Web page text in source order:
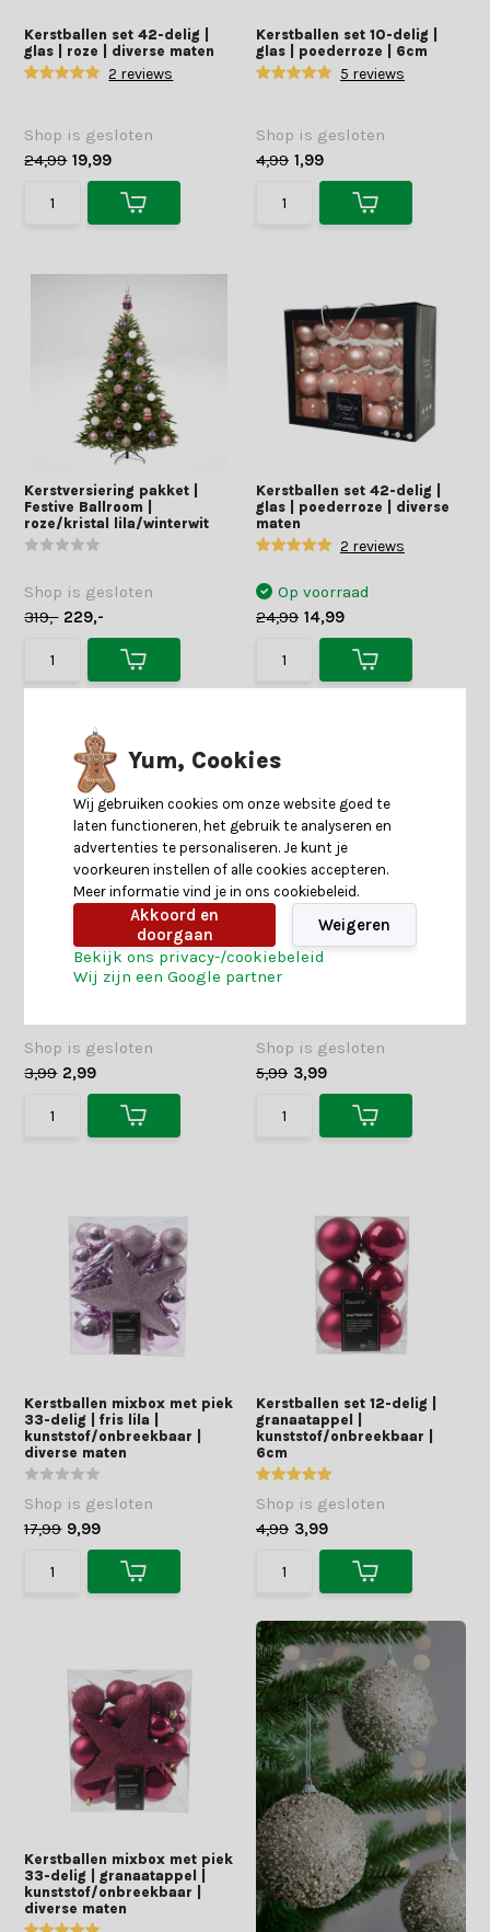
Kerstballen set 42-delig |
glas | roze | diverse maten
2 reviews
Shop is gesloten
24,99 19,99
Kerstballen set 10-delig |
glas | poederroze | 6cm
5 reviews
Shop is gesloten
4,99 1,99
Kerstversiering pakket |
Festive Ballroom |
roze/kristal lila/winterwit
Shop is gesloten
319,- 229,-
Kerstballen set 42-delig |
glas | poederroze | diverse
maten
2 reviews
Op voorraad
24,99 14,99
Kerstballen set 16-delig |
poederroze |
kunststof/onbreekbaar |
Shop is gesloten
3,99 2,99
Kerstballen set 6-delig |
poederroze |
kunststof/onbreekbaar |
Shop is gesloten
5,99 3,99
Kerstballen mixbox met piek
33-delig | fris lila |
kunststof/onbreekbaar |
diverse maten
Shop is gesloten
17,99 9,99
Kerstballen set 12-delig |
granaatappel |
kunststof/onbreekbaar |
6cm
Shop is gesloten
4,99 3,99
Kerstballen mixbox met piek
33-delig | granaatappel |
kunststof/onbreekbaar |
diverse maten
Yum, Cookies
Wij gebruiken cookies om onze website goed te
laten functioneren, het gebruik te analyseren en
advertenties te personaliseren. Je kunt je
voorkeuren instellen of alle cookies accepteren.
Meer informatie vind je in ons cookiebeleid.
Akkoord en
doorgaan
Weigeren
Bekijk ons privacy-/cookiebeleid
Wij zijn een Google partner